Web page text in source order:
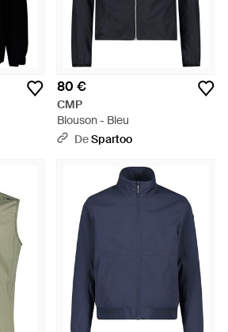
80 €
CMP
Blouson - Bleu
DeSpartoo